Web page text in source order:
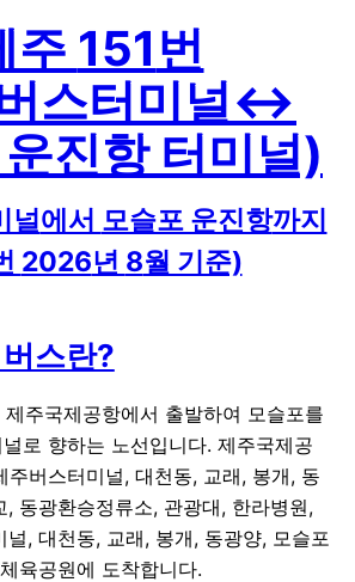
주 151번
스터미널↔
진항터미널)
널에서 모슬포 운진항까지
2026년 8월 기준)
스란?
주국제공항에서 출발하여 모슬포를
로 향하는 노선입니다. 제주국제공
주버스터미널, 대천동, 교래, 봉개, 동
, 동광환승정류소, 관광대, 한라병원,
널, 대천동, 교래, 봉개, 동광양, 모슬포
육공원에 도착합니다.